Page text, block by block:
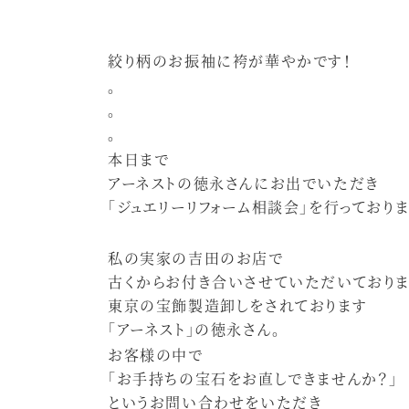
絞り柄のお振袖に袴が華やかです！
。
。
。
本日まで
アーネストの徳永さんにお出でいただき
「ジュエリーリフォーム相談会」を行っておりま
私の実家の吉田のお店で
古くからお付き合いさせていただいておりま
東京の宝飾製造卸しをされております
「アーネスト」の徳永さん。
お客様の中で
「お手持ちの宝石をお直しできませんか？」
というお問い合わせをいただき